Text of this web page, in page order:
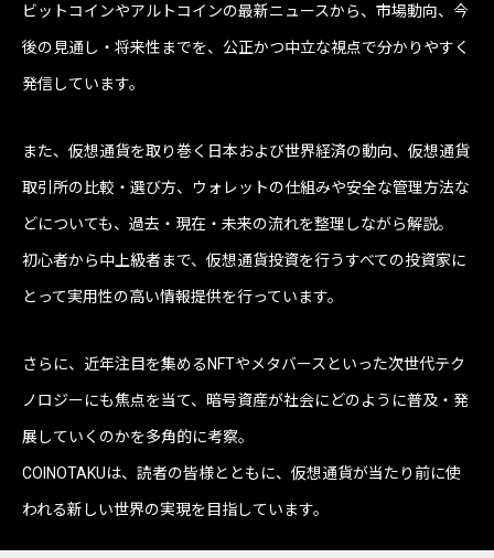
ビットコインやアルトコインの最新ニュースから、市場動向、今
後の見通し・将来性までを、公正かつ中立な視点で分かりやすく
発信しています。
また、仮想通貨を取り巻く日本および世界経済の動向、仮想通貨
取引所の比較・選び方、ウォレットの仕組みや安全な管理方法な
どについても、過去・現在・未来の流れを整理しながら解説。
初心者から中上級者まで、仮想通貨投資を行うすべての投資家に
とって実用性の高い情報提供を行っています。
さらに、近年注目を集めるNFTやメタバースといった次世代テク
ノロジーにも焦点を当て、暗号資産が社会にどのように普及・発
展していくのかを多角的に考察。
COINOTAKUは、読者の皆様とともに、仮想通貨が当たり前に使
われる新しい世界の実現を目指しています。